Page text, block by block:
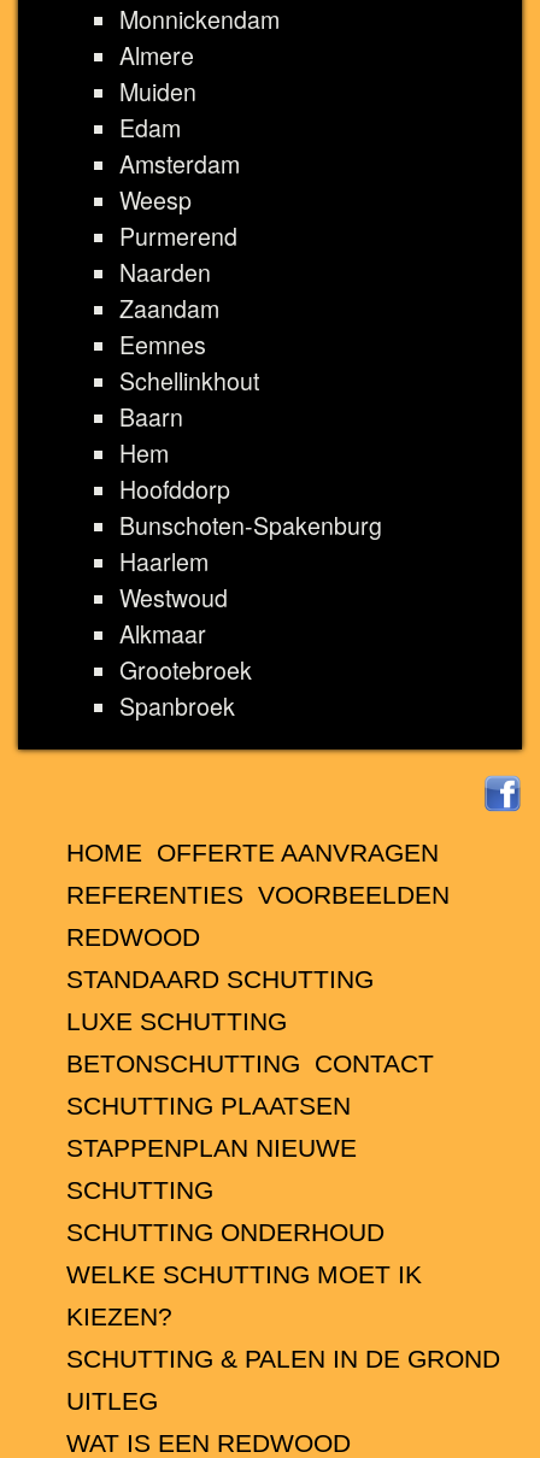
Monnickendam
Almere
Muiden
Edam
Amsterdam
Weesp
Purmerend
Naarden
Zaandam
Eemnes
Schellinkhout
Baarn
Hem
Hoofddorp
Bunschoten-Spakenburg
Haarlem
Westwoud
Alkmaar
Grootebroek
Spanbroek
HOME
OFFERTE AANVRAGEN
REFERENTIES VOORBEELDEN
REDWOOD
STANDAARD SCHUTTING
LUXE SCHUTTING
BETONSCHUTTING
CONTACT
SCHUTTING PLAATSEN
STAPPENPLAN NIEUWE
SCHUTTING
SCHUTTING ONDERHOUD
WELKE SCHUTTING MOET IK
KIEZEN?
SCHUTTING & PALEN IN DE GROND
UITLEG
WAT IS EEN REDWOOD